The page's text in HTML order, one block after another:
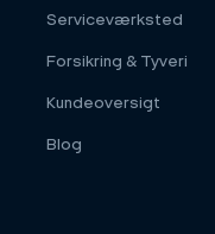
Serviceværksted
Forsikring & Tyveri
Kundeoversigt
Blog